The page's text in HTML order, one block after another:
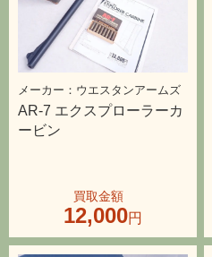
ウエスタンアームズ
AR-7 エクスプローラーカ
ービン
12,000